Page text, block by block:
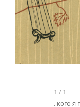
1 / 1
, кого я